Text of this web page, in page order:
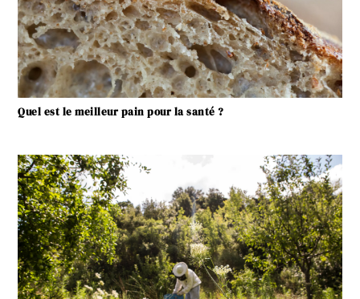
Quel est le meilleur pain pour la santé ?